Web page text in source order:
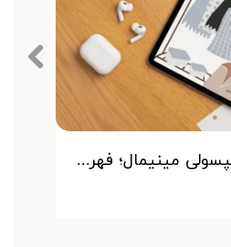
چک لیست کمد کپسولی مینیمال؛ فهرستی جامع از تمام آیتم های مورد نیاز برای ساخت یک کمد کپسولی شیک و کاربردی